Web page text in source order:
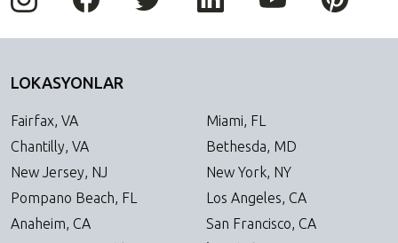
LOKASYONLAR
Fairfax, VA
Chantilly, VA
New Jersey, NJ
Pompano Beach, FL
Anaheim, CA
Miami, FL
Bethesda, MD
New York, NY
Los Angeles, CA
San Francisco, CA